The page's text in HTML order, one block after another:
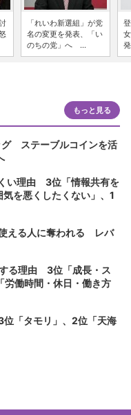
「れいわ新選組」が党
名の変更を発表、「い
のちの党」へ ...
もっと見る
グ ステーブルコインを活
い理由 3位「情報共有を
を悪くしたくない」、1
える人に奪われる レバ
る理由 3位「成長・ス
労働時間・休日・働き方
「タモリ」、2位「天海